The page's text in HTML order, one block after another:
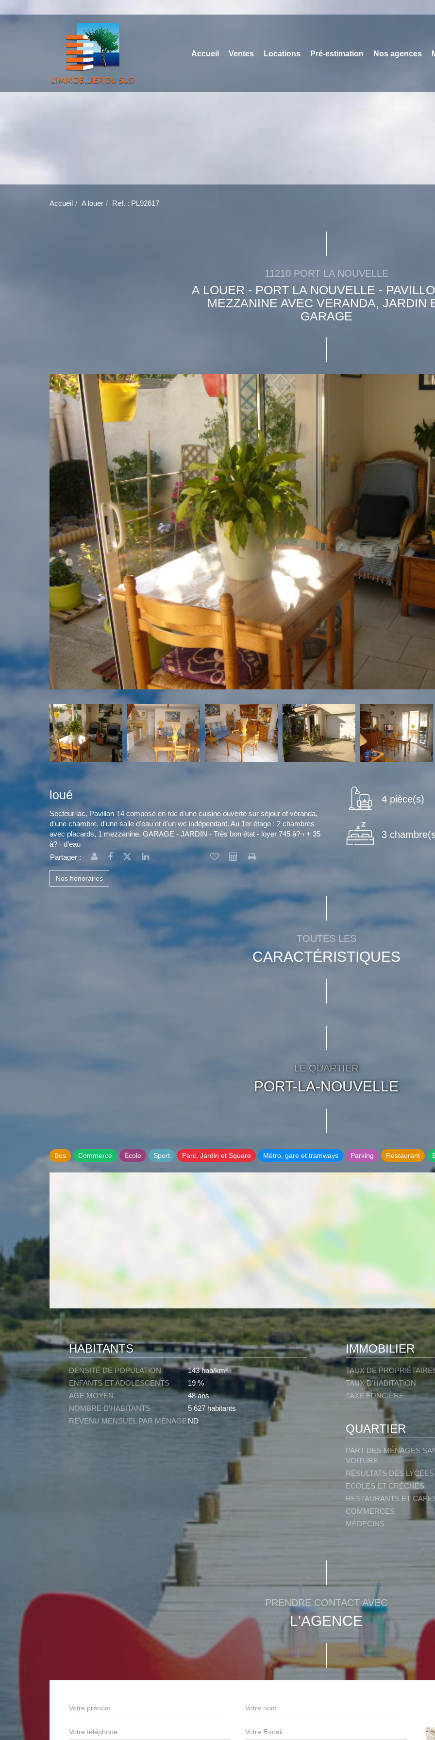
Accueil Ventes Locations Pré-estimation Nos agences
Accueil A louer Ref. : PL92617
11210 PORT LA NOUVELLE
A LOUER - PORT LA NOUVELLE -
MEZZANINE AVEC VERANDA, JARDIN
GARAGE
loué
Secteur lac, Pavillon T4 composé en rdc d'une cuisine ouverte sur séjour et véranda,
d'une chambre, d'une salle d'eau et d'un wc indépendant. Au 1er étage : 2 chambres
avec placards, 1 mezzanine. GARAGE - JARDIN - Très bon état - loyer 745 â?¬ + 35
â?¬ d'eau
Partager :
Nos honoraires
4 pièce(s)
3
TOUTES LES
CARACTÉRISTIQUES
LE QUARTIER
PORT-LA-NOUVELLE
Bus Commerce Ecole Sport Parc, Jardin et Square Métro, gare et tramways Parking Restaurant
HABITANTS
DENSITÉ DE POPULATION
143 hab/km²
ENFANTS ET ADOLESCENTS
19 %
AGE MOYEN
48 ans
NOMBRE D'HABITANTS
5 627 habitants
REVENU MENSUEL PAR MÉNAGE ND
IMMOBILIER
TAUX DE
TAUX D'HABITATION
TAXE FONCIÈRE
QUARTIER
PART DES MÉNAGES
VOITURE
RÉSULTATS DES LYCÉES
ECOLES ET CRÈCHES
RESTAURANTS ET
COMMERCES
MÉDECINS
PRENDRE CONTACT AVEC
L'AGENCE